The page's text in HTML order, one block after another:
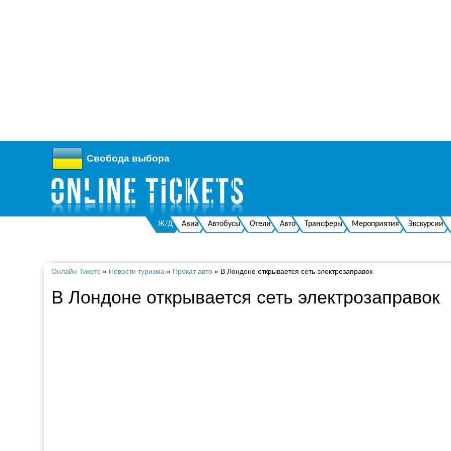
Свобода выбора
Ж/Д Авиа Автобусы Отели Авто Трансферы Мероприятия Экскурсии
Онлайн Тикетс » Новости туризма » Прокат авто » В Лондоне открывается сеть электрозаправок
В Лондоне открывается сеть электрозаправок